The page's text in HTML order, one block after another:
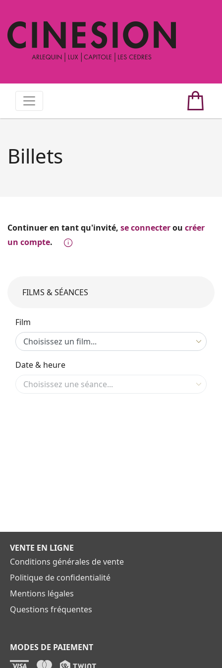
Billets
Continuer en tant qu'invité, se connecterou créer
un compte.
FILMS & SÉANCES
Film
Date & heure
VENTE EN LIGNE
Conditions générales de vente
Politique de confidentialité
Mentions légales
Questions fréquentes
MODES DE PAIEMENT